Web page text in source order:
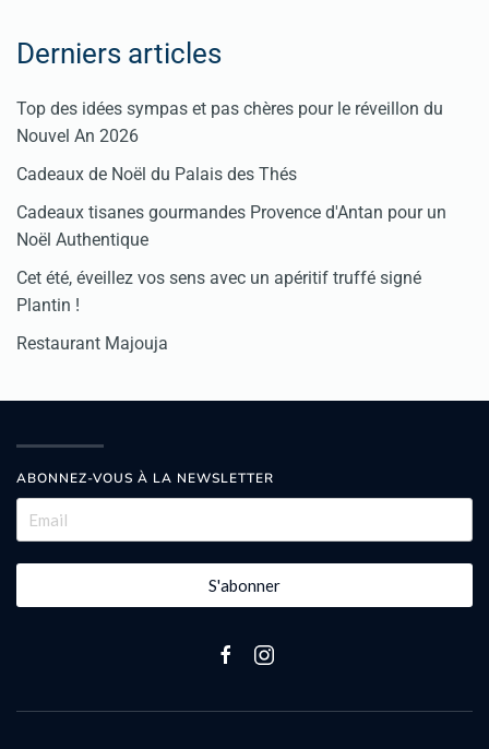
Derniers articles
Top des idées sympas et pas chères pour le réveillon du
Nouvel An 2026
Cadeaux de Noël du Palais des Thés
Cadeaux tisanes gourmandes Provence d'Antan pour un
Noël Authentique
Cet été, éveillez vos sens avec un apéritif truffé signé
Plantin !
Restaurant Majouja
ABONNEZ-VOUS À LA NEWSLETTER
S'abonner